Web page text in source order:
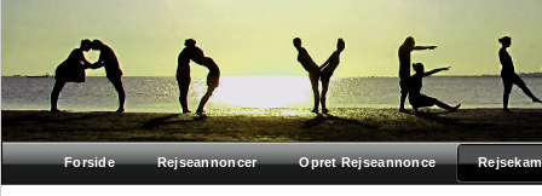
Forside Rejseannoncer Opret Rejseannonce